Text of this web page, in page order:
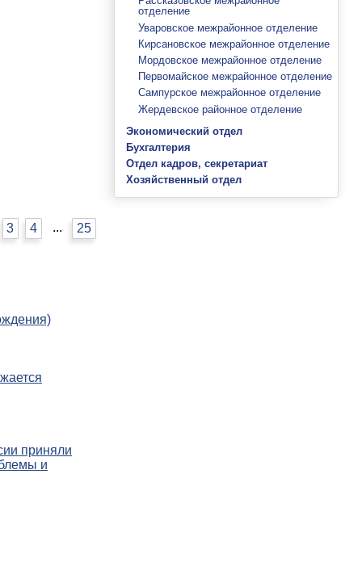
3 4 ... 25
приняли
и
отделение
Уваровское межрайонное отделение
Кирсановское межрайонное отделение
Мордовское межрайонное отделение
Первомайское межрайонное отделение
Сампурское межрайонное отделение
Жердевское районное отделение
Экономический отдел
Бухгалтерия
Отдел кадров, секретариат
Хозяйственный отдел